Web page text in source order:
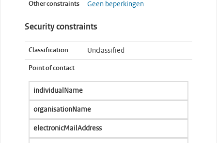
Other constraints Geen beperkingen
Security constraints
Classification Unclassified
Point of contact
individualName
organisationName
electronicMailAddress